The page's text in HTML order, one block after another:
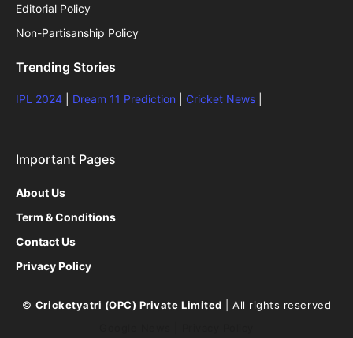
Editorial Policy
Non-Partisanship Policy
Trending Stories
IPL 2024 Dream 11 Prediction Cricket News
Important Pages
About Us
Term & Conditions
Contact Us
Privacy Policy
© Cricketyatri (OPC) Private Limited | All rights reserved